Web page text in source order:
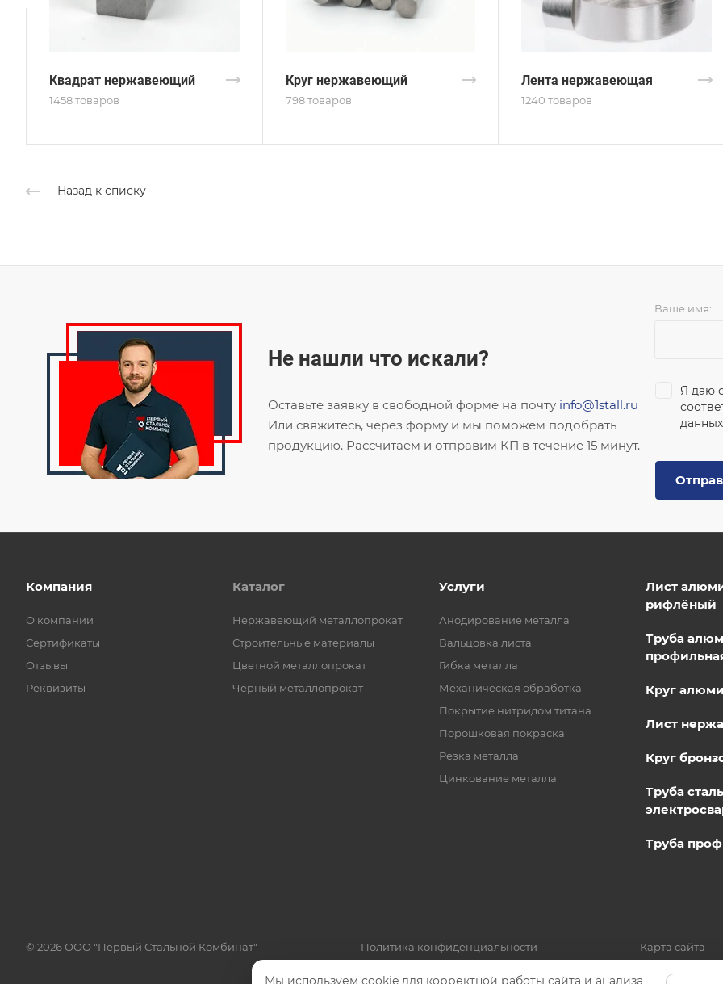
Квадрат нержавеющий
1458 товаров
Круг нержавеющий
798 товаров
Лента нержавеющая
1240 товаров
Назад к списку
Не нашли что искали?
Оставьте заявку в свободной форме на почту info@1stall.ru
Или свяжитесь, через форму и мы поможем подобрать
продукцию. Рассчитаем и отправим КП в течение 15 минут.
Ваше имя:
Я даю
данных
Компания
О компании
Сертификаты
Отзывы
Реквизиты
Каталог
Нержавеющий металлопрокат
Строительные материалы
Цветной металлопрокат
Черный металлопрокат
Услуги
Анодирование металла
Вальцовка листа
Гибка металла
Механическая обработка
Покрытие нитридом титана
Порошковая покраска
Резка металла
Цинкование металла
Лист
рифлёный
Труба
Круг
Лист
Круг
Труба
Труба
© 2026 ООО "Первый Стальной Комбинат" Политика конфиденциальности Карта сайта
Мы используем cookie для корректной работы сайта и анализа